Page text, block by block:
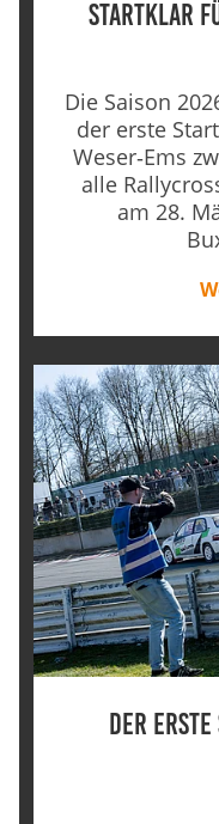
Startklar
Die Saison
der erste
Weser‑Ems
alle
am 28.
Der erste